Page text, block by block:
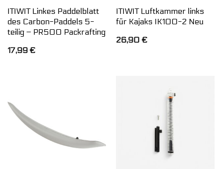
ITIWIT Linkes Paddelblatt
des Carbon-Paddels 5-
teilig – PR500 Packrafting
17,99 €
ITIWIT Luftkammer links
für Kajaks IK100-2 Neu
26,90 €